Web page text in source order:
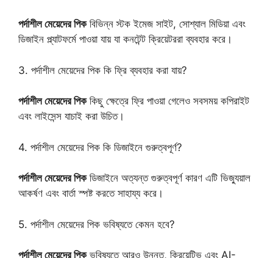
পর্দাশীল মেয়েদের পিকবিভিন্ন স্টক ইমেজ সাইট, সোশ্যাল মিডিয়া এবং
ডিজাইন প্ল্যাটফর্মে পাওয়া যায় যা কনটেন্ট ক্রিয়েটররা ব্যবহার করে।
3. পর্দাশীল মেয়েদের পিক কি ফ্রি ব্যবহার করা যায়?
পর্দাশীল মেয়েদের পিককিছু ক্ষেত্রে ফ্রি পাওয়া গেলেও সবসময় কপিরাইট
এবং লাইসেন্স যাচাই করা উচিত।
4. পর্দাশীল মেয়েদের পিক কি ডিজাইনে গুরুত্বপূর্ণ?
পর্দাশীল মেয়েদের পিকডিজাইনে অত্যন্ত গুরুত্বপূর্ণ কারণ এটি ভিজ্যুয়াল
আকর্ষণ এবং বার্তা স্পষ্ট করতে সাহায্য করে।
5. পর্দাশীল মেয়েদের পিক ভবিষ্যতে কেমন হবে?
পর্দাশীল মেয়েদের পিকভবিষ্যতে আরও উন্নত, ক্রিয়েটিভ এবং AI-